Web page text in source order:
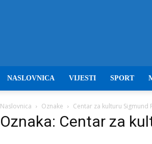
NASLOVNICA VIJESTI SPORT
Naslovnica Oznake Centar za kulturu Sigmund
Oznaka: Centar za